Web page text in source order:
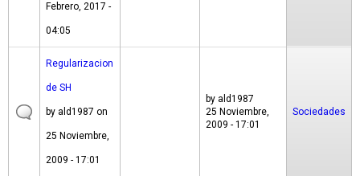
Febrero, 2017 -
04:05
Regularizacion
de SH
by ald1987 on
25 Noviembre,
2009 - 17:01
by ald1987
25 Noviembre,
2009 - 17:01
Sociedades